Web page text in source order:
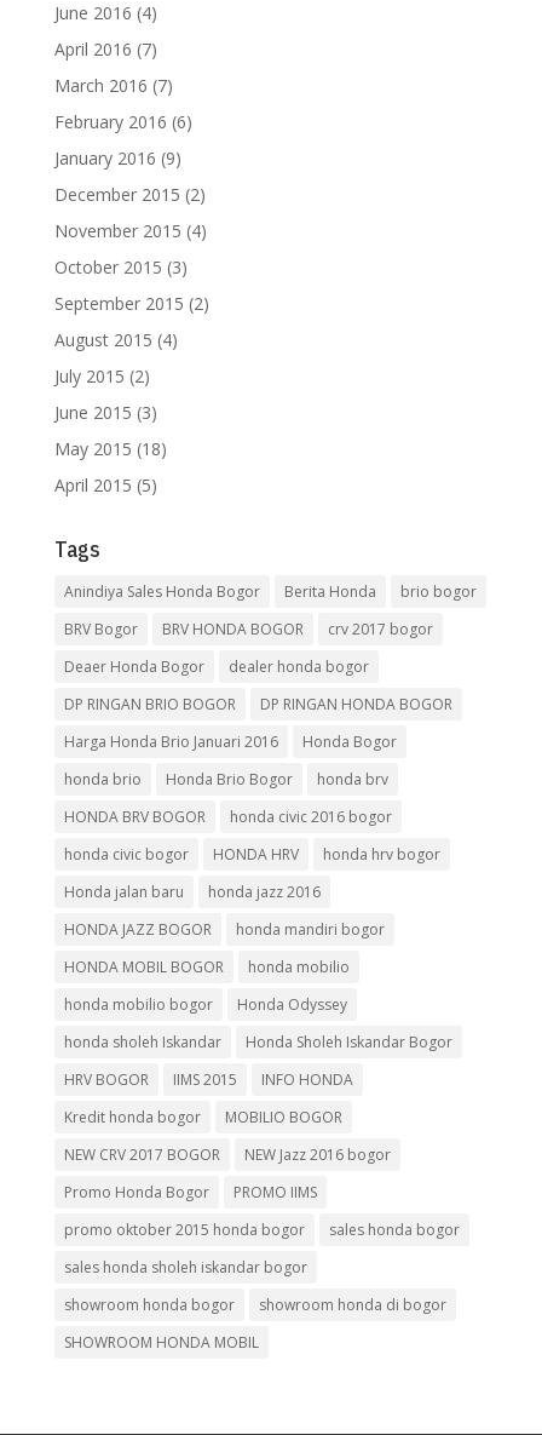
June 2016 (4)
April 2016 (7)
March 2016 (7)
February 2016 (6)
January 2016 (9)
December 2015 (2)
November 2015 (4)
October 2015 (3)
September 2015 (2)
August 2015 (4)
July 2015 (2)
June 2015 (3)
May 2015 (18)
April 2015 (5)
Tags
Anindiya Sales Honda Bogor Berita Honda
brio bogor
BRV Bogor
BRV HONDA BOGOR
crv 2017 bogor
Deaer Honda Bogor
dealer honda bogor
DP RINGAN BRIO BOGOR
DP RINGAN HONDA BOGOR
Harga Honda Brio Januari 2016
Honda Bogor
honda brio
Honda Brio Bogor
honda brv
HONDA BRV BOGOR
honda civic 2016 bogor
honda civic bogor
HONDA HRV
honda hrv bogor
Honda jalan baru
honda jazz 2016
HONDA JAZZ BOGOR
honda mandiri bogor
HONDA MOBIL BOGOR
honda mobilio
honda mobilio bogor
Honda Odyssey
honda sholeh Iskandar
Honda Sholeh Iskandar Bogor
HRV BOGOR
IIMS 2015
INFO HONDA
Kredit honda bogor
MOBILIO BOGOR
NEW CRV 2017 BOGOR
NEW Jazz 2016 bogor
Promo Honda Bogor
PROMO IIMS
promo oktober 2015 honda bogor
sales honda bogor
sales honda sholeh iskandar bogor
showroom honda bogor
showroom honda di bogor
SHOWROOM HONDA MOBIL